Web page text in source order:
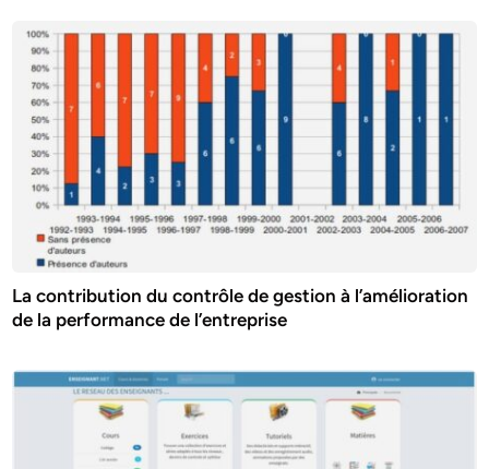
La contribution du contrôle de gestion à l’amélioration
de la performance de l’entreprise